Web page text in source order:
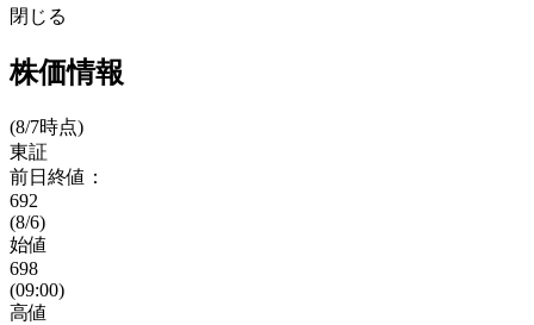
閉じる
株価情報
(8/7時点)
東証
前日終値：
692
(8/6)
始値
698
(09:00)
高値